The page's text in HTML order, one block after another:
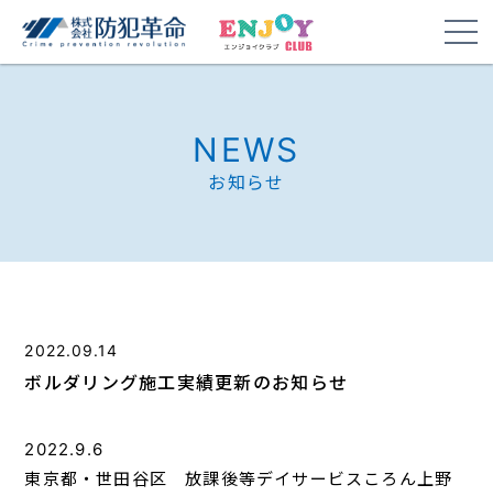
NEWS
お知らせ
2022.09.14
ボルダリング施工実績更新のお知らせ
2022.9.6
東京都・世田谷区 放課後等デイサービスころん上野